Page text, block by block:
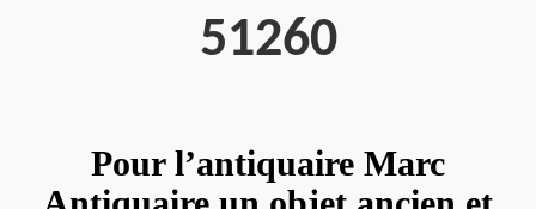
51260
Pour l’antiquaire Marc